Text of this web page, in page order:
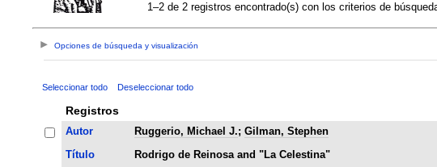
1–2 de 2 registros encontrado(s) con los criterios de
Opciones de búsqueda y visualización
Seleccionar todo Deseleccionar todo
Registros
Autor Ruggerio, Michael J.; Gilman, Stephen
Título
Rodrigo de Reinosa and "La Celestina"